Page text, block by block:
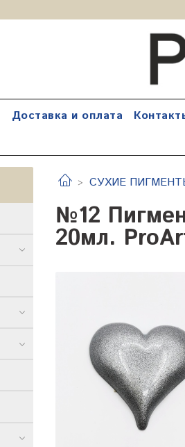
Доставка и оплата
СУХИЕ
№12
20мл.